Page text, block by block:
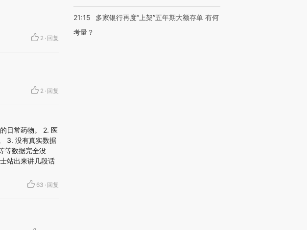
2 · 回复
2 · 回复
日常药物。 2. 医
3. 没有真实数据
等数据完全没
站出来讲几段话
63 · 回复
21:15
多家银行再度“上架”五年期大额存单 有何
考量？